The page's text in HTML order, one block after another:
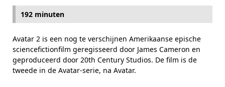
192 minuten
Avatar 2 is een nog te verschijnen Amerikaanse epische
sciencefictionfilm geregisseerd door James Cameron en
geproduceerd door 20th Century Studios. De film is de
tweede in de Avatar-serie, na Avatar.